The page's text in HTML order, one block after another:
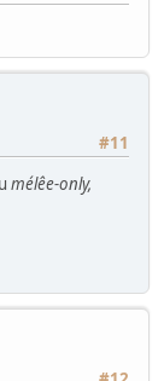
#11
mélêe-only,